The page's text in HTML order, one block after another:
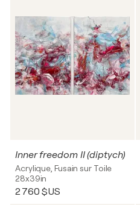
Inner freedom II (diptych)
Acrylique, Fusain sur Toile
28x39in
2 760 $US